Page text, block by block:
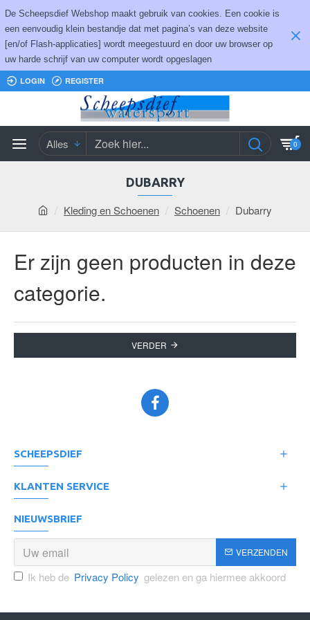
De Scheepsdief Webshop maakt gebruik van cookies. Een cookie is
een eenvoudig klein bestandje dat met pagina’s van deze website
[en/of Flash-applicaties] wordt meegestuurd en door uw browser op
uw harde schrijf van uw computer wordt opgeslagen
LOGIN REGISTER
Alles 0
Kleding en Schoenen Schoenen Dubarry
DUBARRY
Er zijn geen producten in deze
categorie.
VERDER
SCHEEPSDIEF
KLANTEN SERVICE
NIEUWSBRIEF
VERZENDEN
Ik heb de Privacy Policy gelezen en ga hiermee akkoord